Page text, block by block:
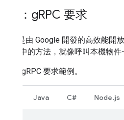
範例：gRPC 要求
是由 Google 開發的高效能開
用程式中的方法，就像呼叫本機物件
以下是 gRPC 要求範例。
Java C# Node.js